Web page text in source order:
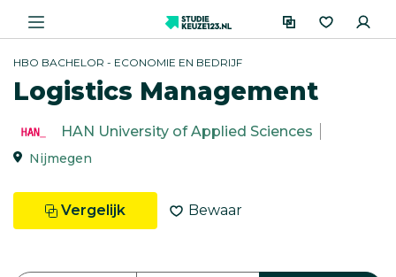
HBO BACHELOR - ECONOMIE EN BEDRIJF
Logistics Management
HAN University of Applied Sciences
Nijmegen
Vergelijk Bewaar